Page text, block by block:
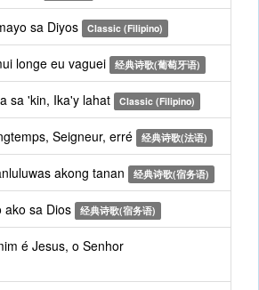
sa Diyos Classic (Filipino)
longe eu vaguei 经典诗歌(葡萄牙语)
sa 'kin, Ika'y lahat Classic (Filipino)
Seigneur, erré 经典诗歌(法语)
akong tanan 经典诗歌(宿务语)
sa Dios 经典诗歌(宿务语)
é Jesus, o Senhor